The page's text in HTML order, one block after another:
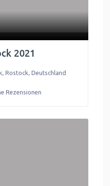
2021
Rostock Deutschland
Rezensionen